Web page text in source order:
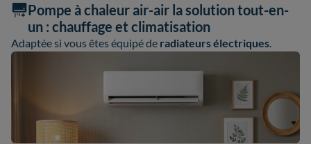
Pompe à chaleur air-air la solution tout-en-
un : chauffage et climatisation
Adaptée si vous êtes équipé de radiateurs électriques